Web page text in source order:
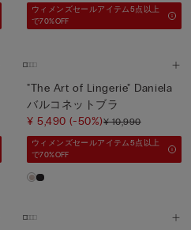
ウィメンズセールアイテム5点以上
で70%OFF
"The Art of Lingerie" Daniela
バルコネットブラ
¥ 5,490(-50%)¥ 10,990
ウィメンズセールアイテム5点以上
で70%OFF